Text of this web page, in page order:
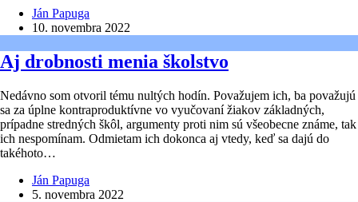
Ján Papuga
10. novembra 2022
Aj drobnosti menia školstvo
Nedávno som otvoril tému nultých hodín. Považujem ich, ba považujú
sa za úplne kontraproduktívne vo vyučovaní žiakov základných,
prípadne stredných škôl, argumenty proti nim sú všeobecne známe, tak
ich nespomínam. Odmietam ich dokonca aj vtedy, keď sa dajú do
takéhoto…
Ján Papuga
5. novembra 2022